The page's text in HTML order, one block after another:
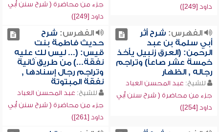
داود [249])
جزء من محاضرة ( شرح سنن أبي
داود [249])
الفهرس: شرح أثر
أبي سلمة بن عبد
الرحمن: (العرق زنبيل يأخذ
خمسة عشر صاعاً) وتراجم
رجاله , الظهار
للشيخ: عبد المحسن العباد
جزء من محاضرة ( شرح سنن أبي
داود [254])
الفهرس: شرح
حديث فاطمة بنت
قيس: (... ليس لكِ عليه
نفقة...) من طريق ثانية
وتراجم رجال إسنادها ,
نفقة المبتوتة
للشيخ: عبد المحسن العباد
جزء من محاضرة ( شرح سنن أبي
داود [261])